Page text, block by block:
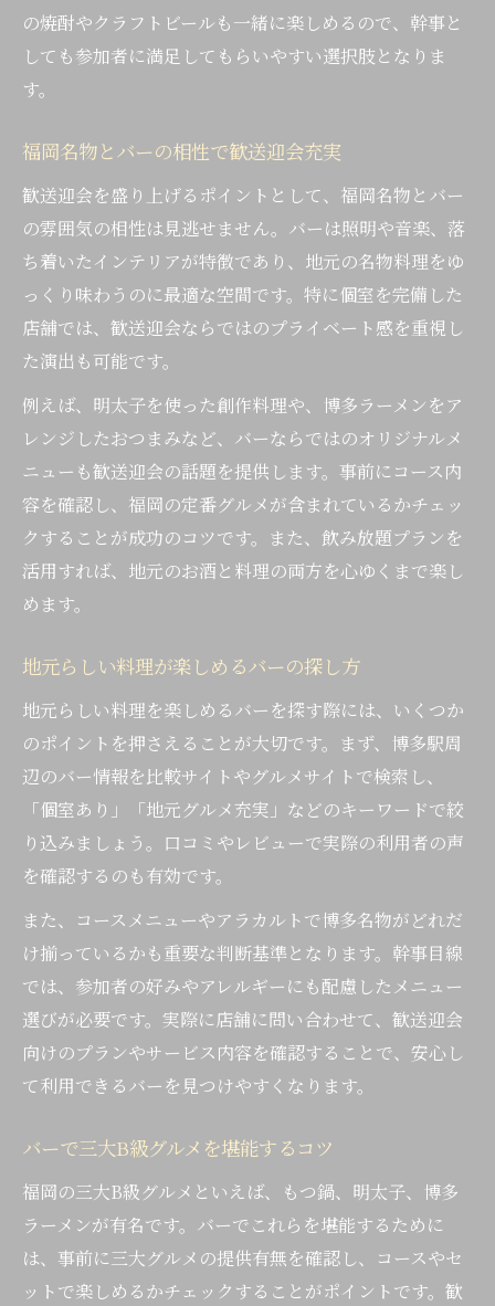
の焼酎やクラフトビールも一緒に楽しめるので、幹事と
しても参加者に満足してもらいやすい選択肢となりま
す。
福岡名物とバーの相性で歓送迎会充実
歓送迎会を盛り上げるポイントとして、福岡名物とバー
の雰囲気の相性は見逃せません。バーは照明や音楽、落
ち着いたインテリアが特徴であり、地元の名物料理をゆ
っくり味わうのに最適な空間です。特に個室を完備した
店舗では、歓送迎会ならではのプライベート感を重視し
た演出も可能です。
例えば、明太子を使った創作料理や、博多ラーメンをア
レンジしたおつまみなど、バーならではのオリジナルメ
ニューも歓送迎会の話題を提供します。事前にコース内
容を確認し、福岡の定番グルメが含まれているかチェッ
クすることが成功のコツです。また、飲み放題プランを
活用すれば、地元のお酒と料理の両方を心ゆくまで楽し
めます。
地元らしい料理が楽しめるバーの探し方
地元らしい料理を楽しめるバーを探す際には、いくつか
のポイントを押さえることが大切です。まず、博多駅周
辺のバー情報を比較サイトやグルメサイトで検索し、
「個室あり」「地元グルメ充実」などのキーワードで絞
り込みましょう。口コミやレビューで実際の利用者の声
を確認するのも有効です。
また、コースメニューやアラカルトで博多名物がどれだ
け揃っているかも重要な判断基準となります。幹事目線
では、参加者の好みやアレルギーにも配慮したメニュー
選びが必要です。実際に店舗に問い合わせて、歓送迎会
向けのプランやサービス内容を確認することで、安心し
て利用できるバーを見つけやすくなります。
バーで三大B級グルメを堪能するコツ
福岡の三大B級グルメといえば、もつ鍋、明太子、博多
ラーメンが有名です。バーでこれらを堪能するために
は、事前に三大グルメの提供有無を確認し、コースやセ
ットで楽しめるかチェックすることがポイントです。歓